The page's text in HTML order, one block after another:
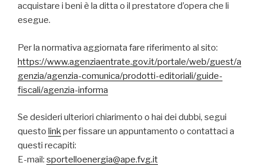
acquistare i beni è la ditta o il prestatore d’opera che li
esegue.
Per la normativa aggiornata fare riferimento al sito:
https://www.agenziaentrate.gov.it/portale/web/guest/a
genzia/agenzia-comunica/prodotti-editoriali/guide-
fiscali/agenzia-informa
Se desideri ulteriori chiarimento o hai dei dubbi, segui
questo linkper fissare un appuntamento o contattaci a
questi recapiti:
E-mail: sportelloenergia@ape.fvg.it